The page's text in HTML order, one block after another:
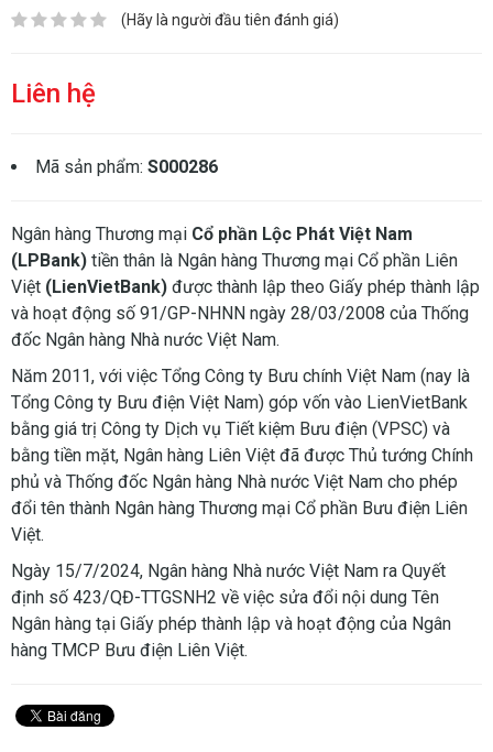
(Hãy là người đầu tiên đánh giá)
Liên hệ
Mã sản phẩm: S000286
Ngân hàng Thương mại Cổ phần Lộc Phát Việt Nam
(LPBank) tiền thân là Ngân hàng Thương mại Cổ phần Liên
Việt (LienVietBank) được thành lập theo Giấy phép thành lập
và hoạt động số 91/GP-NHNN ngày 28/03/2008 của Thống
đốc Ngân hàng Nhà nước Việt Nam.
Năm 2011, với việc Tổng Công ty Bưu chính Việt Nam (nay là
Tổng Công ty Bưu điện Việt Nam) góp vốn vào LienVietBank
bằng giá trị Công ty Dịch vụ Tiết kiệm Bưu điện (VPSC) và
bằng tiền mặt, Ngân hàng Liên Việt đã được Thủ tướng Chính
phủ và Thống đốc Ngân hàng Nhà nước Việt Nam cho phép
đổi tên thành Ngân hàng Thương mại Cổ phần Bưu điện Liên
Việt.
Ngày 15/7/2024, Ngân hàng Nhà nước Việt Nam ra Quyết
định số 423/QĐ-TTGSNH2 về việc sửa đổi nội dung Tên
Ngân hàng tại Giấy phép thành lập và hoạt động của Ngân
hàng TMCP Bưu điện Liên Việt.